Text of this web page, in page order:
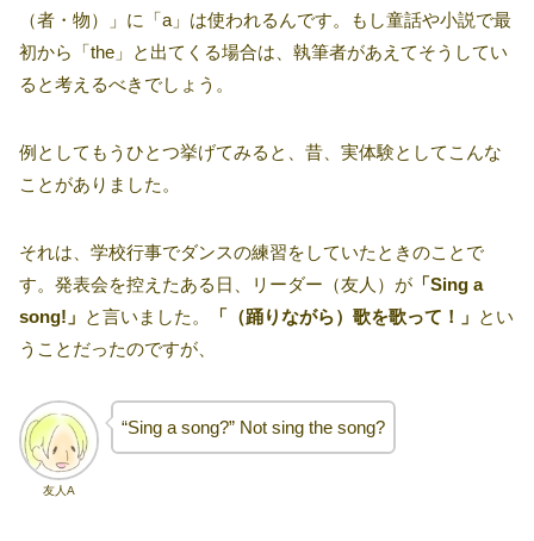
（者・物）」に「a」は使われるんです。もし童話や小説で最
初から「the」と出てくる場合は、執筆者があえてそうしてい
ると考えるべきでしょう。
例としてもうひとつ挙げてみると、昔、実体験としてこんな
ことがありました。
それは、学校行事でダンスの練習をしていたときのことで
す。発表会を控えたある日、リーダー（友人）が 「Sing a
song!」 と言いました。 「（踊りながら）歌を歌って！」 とい
うことだったのですが、
友人A
“Sing a song?” Not sing the song?